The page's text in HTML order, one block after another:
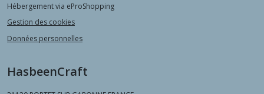
Hébergement via eProShopping
Gestion des cookies
Données personnelles
HasbeenCraft